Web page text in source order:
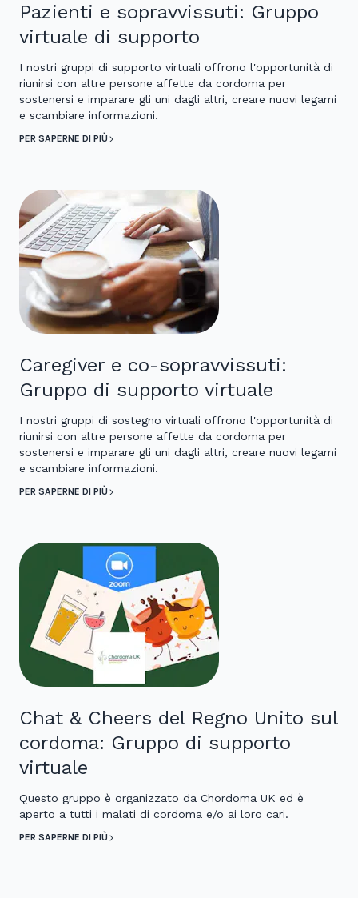
Pazienti e sopravvissuti: Gruppo
virtuale di supporto
I nostri gruppi di supporto virtuali offrono l'opportunità di
riunirsi con altre persone affette da cordoma per
sostenersi e imparare gli uni dagli altri, creare nuovi legami
e scambiare informazioni.
PER SAPERNE DI PIÙ
Caregiver e co-sopravvissuti:
Gruppo di supporto virtuale
I nostri gruppi di sostegno virtuali offrono l'opportunità di
riunirsi con altre persone affette da cordoma per
sostenersi e imparare gli uni dagli altri, creare nuovi legami
e scambiare informazioni.
PER SAPERNE DI PIÙ
Chat & Cheers del Regno Unito sul
cordoma: Gruppo di supporto
virtuale
Questo gruppo è organizzato da Chordoma UK ed è
aperto a tutti i malati di cordoma e/o ai loro cari.
PER SAPERNE DI PIÙ